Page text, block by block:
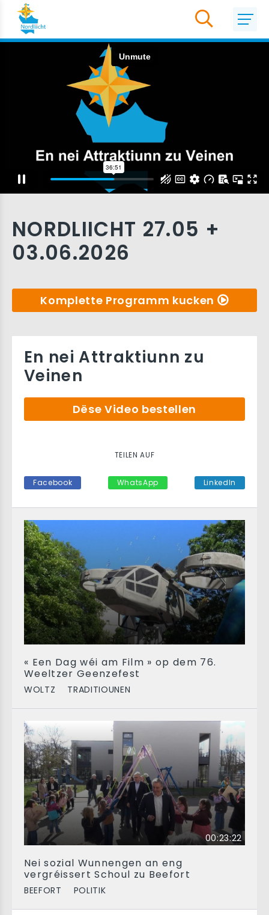
NORDLIICHT 27.05 +
03.06.2026
Komplette Programm kucken
« Een Dag wéi am Film » op dem 76.
Weeltzer Geenzefest
WOLTZ TRADITIOUNEN
00:23:22
Nei sozial Wunnengen an eng
vergréissert Schoul zu Beefort
BEEFORT POLITIK
En nei Attraktiunn zu
Veinen
Dëse Video bestellen
TEILEN AUF
Facebook WhatsApp LinkedIn